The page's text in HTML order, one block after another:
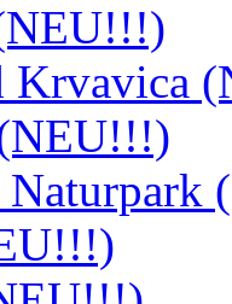
Krvavica